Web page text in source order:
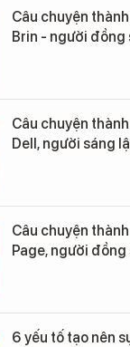
Câu chuyện
Brin - người đồng
Câu chuyện
Dell, người sáng
Câu chuyện
Page, người
6 yếu tố tạo nên